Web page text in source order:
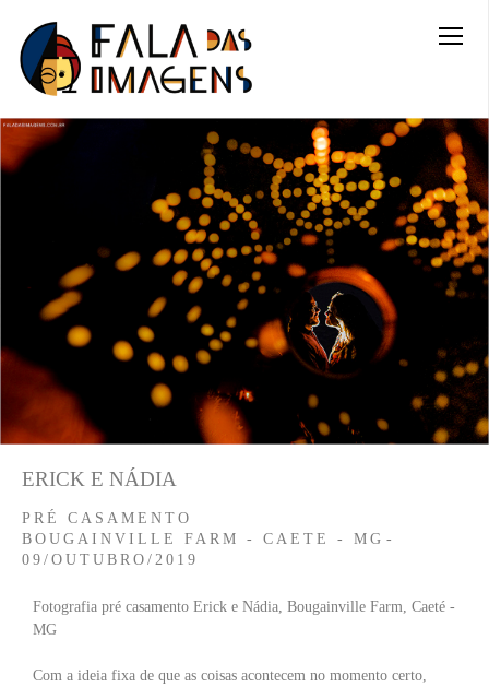
PRÉ CASAMENTO
BOUGAINVILLE FARM - CAETE - MG
09/OUTUBRO/2019
ERICK E NÁDIA
Fotografia pré casamento Erick e Nádia, Bougainville Farm, Caeté -
MG
Com a ideia fixa de que as coisas acontecem no momento certo,